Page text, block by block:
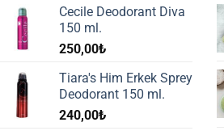
Cecile Deodorant Diva
150 ml.
250,00₺
Tiara's Him Erkek Sprey
Deodorant 150 ml.
240,00₺